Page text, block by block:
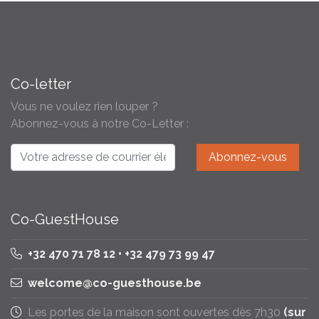
Co-letter
Vous ne voulez rien louper ?
Abonnez-vous à notre Co-Letter :
Co-GuestHouse
+32 470 71 78 12 • +32 479 73 99 47
welcome@co-guesthouse.be
Les portes de la maison sont ouvertes dès 7h30 (sur